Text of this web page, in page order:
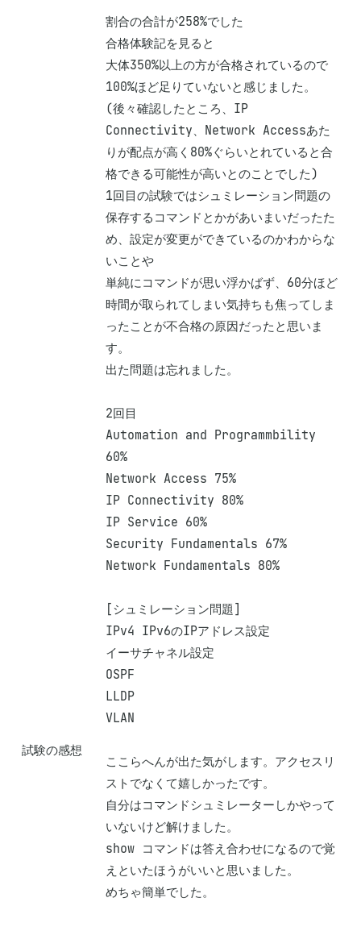
試験の感想
割合の合計が258%でした
合格体験記を見ると
大体350%以上の方が合格されているので
100%ほど足りていないと感じました。
(後々確認したところ、IP
Connectivity、Network Accessあた
りが配点が高く80%ぐらいとれていると合
格できる可能性が高いとのことでした)
1回目の試験ではシュミレーション問題の
保存するコマンドとかがあいまいだったた
め、設定が変更ができているのかわからな
いことや
単純にコマンドが思い浮かばず、60分ほど
時間が取られてしまい気持ちも焦ってしま
ったことが不合格の原因だったと思いま
す。
出た問題は忘れました。
2回目
Automation and Programmbility
60%
Network Access 75%
IP Connectivity 80%
IP Service 60%
Security Fundamentals 67%
Network Fundamentals 80%
[シュミレーション問題]
IPv4 IPv6のIPアドレス設定
イーサチャネル設定
OSPF
LLDP
VLAN
ここらへんが出た気がします。アクセスリ
ストでなくて嬉しかったです。
自分はコマンドシュミレーターしかやって
いないけど解けました。
show コマンドは答え合わせになるので覚
えといたほうがいいと思いました。
めちゃ簡単でした。